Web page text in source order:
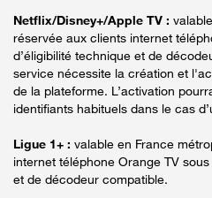
Netflix/Disney+/Apple TV :
réservée aux clients internet
d’éligibilité technique et de
service nécessite la création et
de la plateforme. L’activation
identifiants habituels dans le cas
Ligue 1+ : valable en France
internet téléphone Orange TV
et de décodeur compatible.